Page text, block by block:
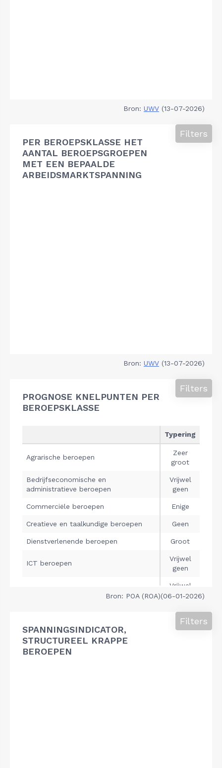
Bron: UWV (13-07-2026)
PER BEROEPSKLASSE HET
AANTAL BEROEPSGROEPEN
MET EEN BEPAALDE
ARBEIDSMARKTSPANNING
Filters
Bron: UWV (13-07-2026)
PROGNOSE KNELPUNTEN PER
BEROEPSKLASSE
Filters
Bron: POA (ROA)(06-01-2026)
SPANNINGSINDICATOR,
STRUCTUREEL KRAPPE
BEROEPEN
Filters